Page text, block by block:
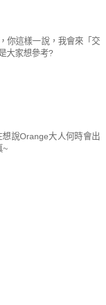
你這樣一說，我會來「交
大家想參考?
說Orange大人何時會出
~